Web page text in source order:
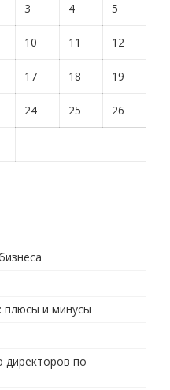
3 4 5
10 11 12
17 18 19
24 25 26
плюсы и минусы
директоров по